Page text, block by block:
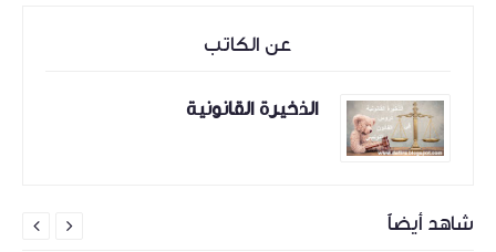
عن الكاتب
الذخيرة القانونية
شاهد أيضاً 
